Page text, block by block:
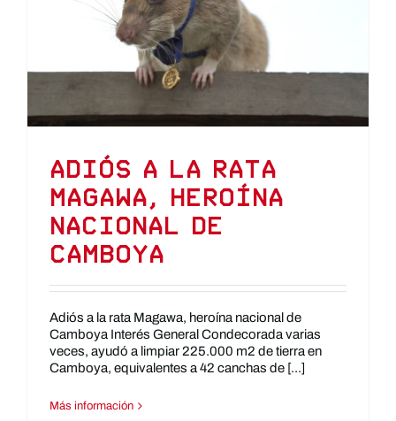
Adiós a la rata
Magawa, heroína
nacional de
Camboya
Adiós a la rata Magawa, heroína nacional de
Camboya Interés General Condecorada varias
veces, ayudó a limpiar 225.000 m2 de tierra en
Camboya, equivalentes a 42 canchas de [...]
Más información